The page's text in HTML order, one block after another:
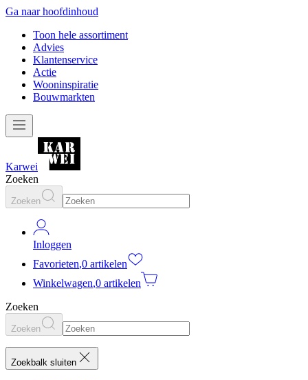
Ga naar hoofdinhoud
Toon hele assortiment
Advies
Klantenservice
Actie
Wooninspiratie
Bouwmarkten
Karwei
Zoeken
Zoeken
Inloggen
Favorieten,0 artikelen
Winkelwagen,0 artikelen
Zoeken
Zoeken
Zoekbalk sluiten